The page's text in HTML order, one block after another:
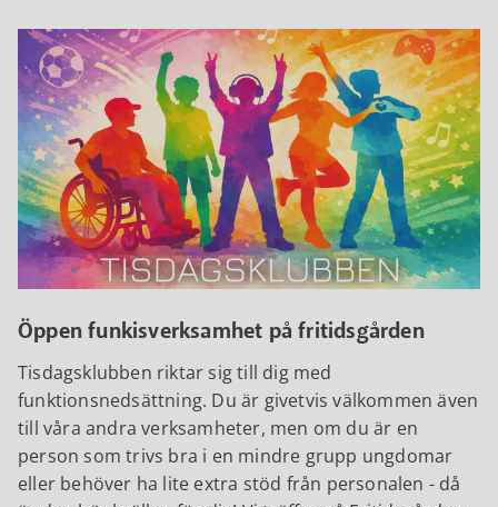
Öppen funkisverksamhet på fritidsgården
Tisdagsklubben riktar sig till dig med
funktionsnedsättning. Du är givetvis välkommen även
till våra andra verksamheter, men om du är en
person som trivs bra i en mindre grupp ungdomar
eller behöver ha lite extra stöd från personalen - då